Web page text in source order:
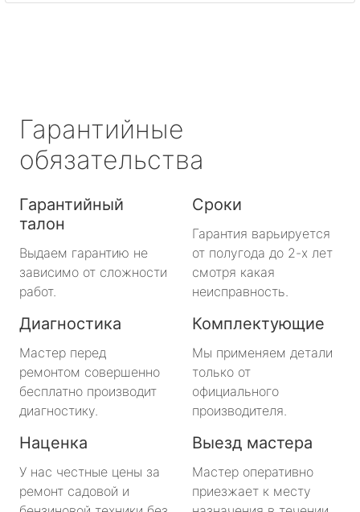
Гарантийные
обязательства
Гарантийный
талон
Выдаем гарантию не
зависимо от сложности
работ.
Сроки
Гарантия варьируется
от полугода до 2-х лет
смотря какая
неисправность.
Диагностика
Мастер перед
ремонтом совершенно
бесплатно производит
диагностику.
Комплектующие
Мы применяем детали
только от
официального
производителя.
Наценка
У нас честные цены за
ремонт садовой и
Выезд мастера
Мастер оперативно
приезжает к месту